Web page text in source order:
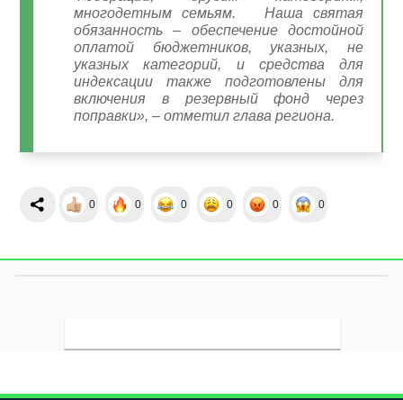
многодетным семьям. Наша святая
обязанность – обеспечение достойной
оплатой бюджетников, указных, не
указных категорий, и средства для
индексации также подготовлены для
включения в резервный фонд через
поправки», – отметил глава региона.
0 0 0 0 0 0